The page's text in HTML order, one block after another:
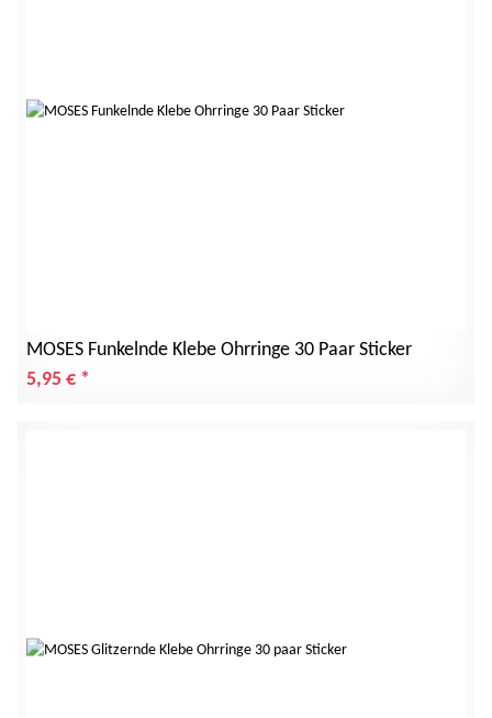
MOSES Funkelnde Klebe Ohrringe 30 Paar Sticker
5,95 € *